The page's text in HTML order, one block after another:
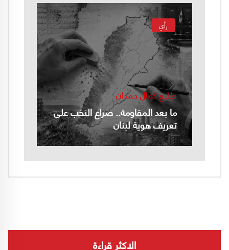
رأي
طليع كمال حمدان
ما بعد المقاومة.. صراع النخب على
تعريف هوية لبنان
الاكثر قراءة